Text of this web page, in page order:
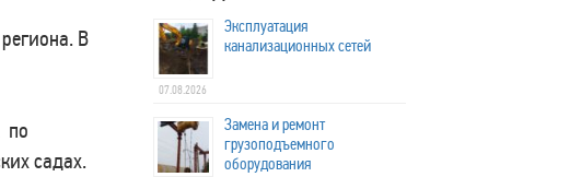
В
по
садах.
Эксплуатация
канализационных сетей
07.08.2026
Замена и ремонт
грузоподъемного
оборудования